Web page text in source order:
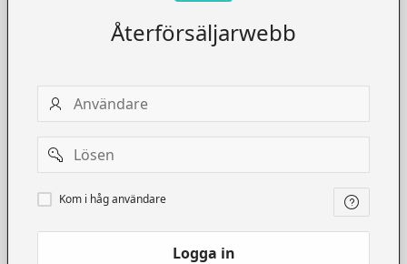
Återförsäljarwebb
Användare
Password
Kom
i
Kom i håg användare
Logga in